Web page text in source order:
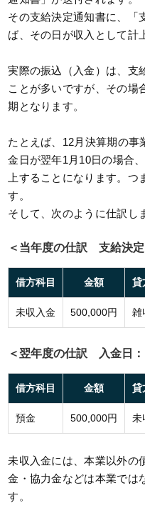
その支給決定通知書に、「
ば、その日が収入として計
実際の振込（入金）は、支
ことが多いですが、その場
期となります。
たとえば、12月決算期の事
金日が翌年1月10日の場合
上することになります。つ
す。
そして、次のように仕訳し
＜当年度の仕訳 支給決定
借方科目 金額 貸
未収入金 500,000円 雑
＜翌年度の仕訳 入金日：
借方科目 金額 貸
預金 500,000円 未
未収入金には、本業以外の
金・協力金などは本業では
す。